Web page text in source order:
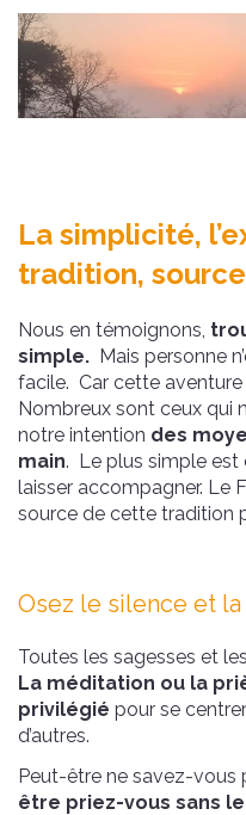
La simplicité,
tradition,
Nous en témoignons,
simple. Mais personne
facile. Car cette
Nombreux sont ceux qui
notre intention des
main. Le plus simple est
laisser accompagner. Le
source de cette tradition
Osez le silence et
Toutes les sagesses et
La méditation ou la
privilégié pour se
d’autres.
Peut-être ne savez-vous
être priez-vous sans